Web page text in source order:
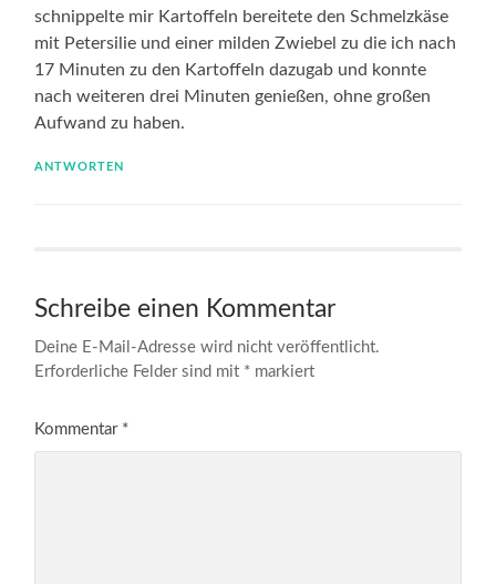
schnippelte mir Kartoffeln bereitete den Schmelzkäse
mit Petersilie und einer milden Zwiebel zu die ich nach
17 Minuten zu den Kartoffeln dazugab und konnte
nach weiteren drei Minuten genießen, ohne großen
Aufwand zu haben.
ANTWORTEN
Schreibe einen Kommentar
Deine E-Mail-Adresse wird nicht veröffentlicht.
Erforderliche Felder sind mit * markiert
Kommentar *